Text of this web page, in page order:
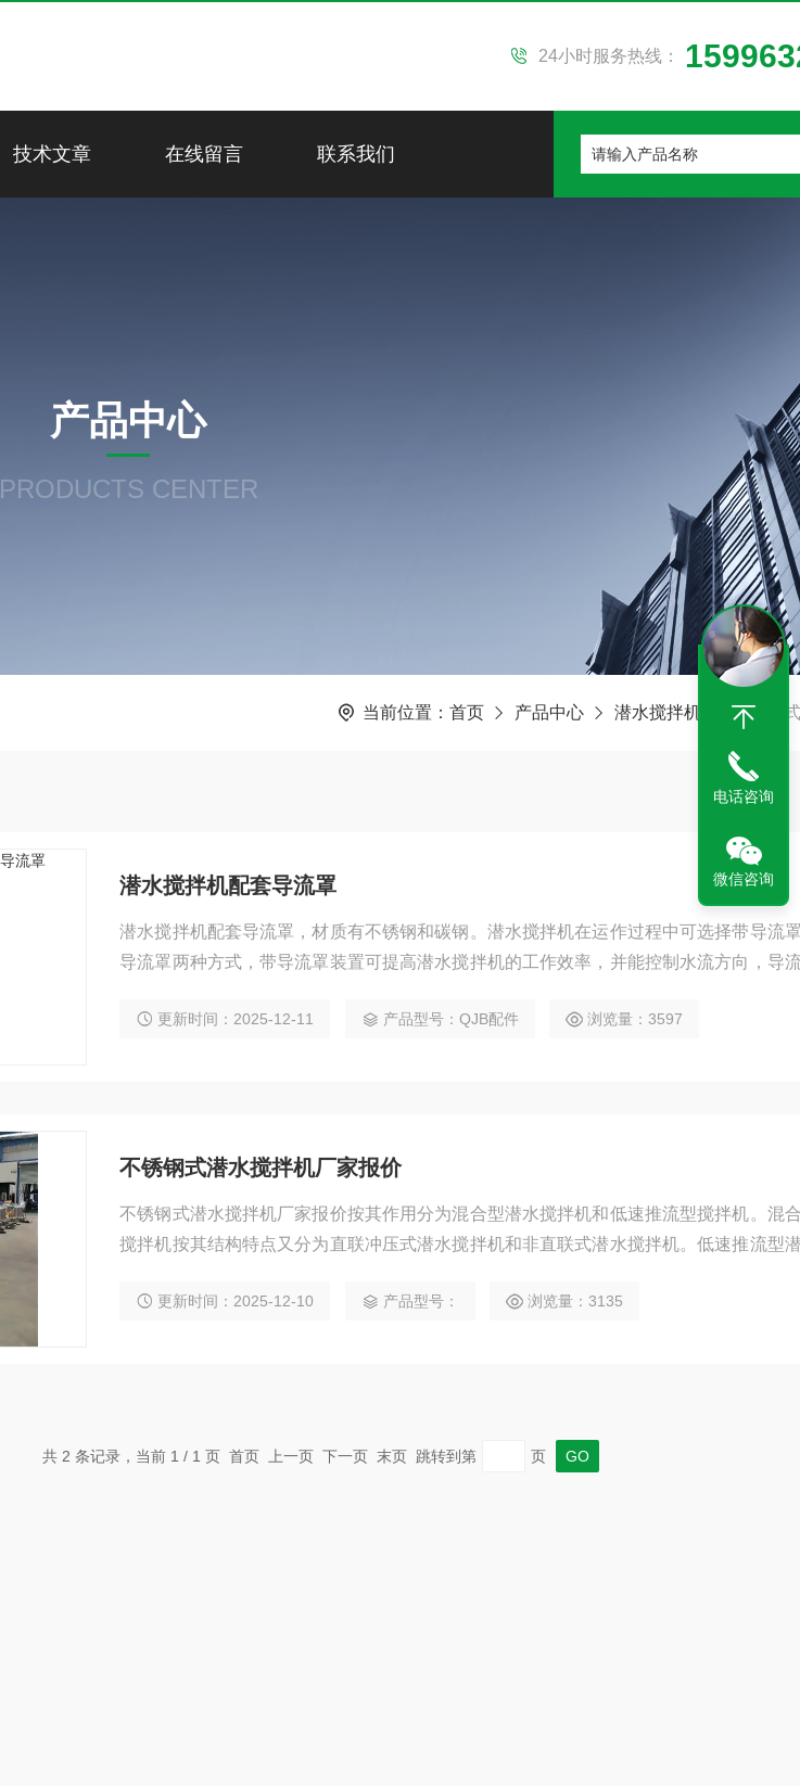
24小时服务热线：
技术文章 在线留言 联系我们
产品中心
PRODUCTS CENTER
当前位置： 首页 产品中心 潜水搅拌机 不锈钢
潜水搅拌机配套导流罩
潜水搅拌机配套导流罩，材质有不锈钢和碳钢。潜水搅拌机在运作过程中可选择带导流
导流罩两种方式，带导流罩装置可提高潜水搅拌机的工作效率，并能控制水流方向，导
和搅拌机配套设备，导流罩，叶轮，电缆线，导杆，起吊架等，各种搅拌机配件
更新时间：2025-12-11 产品型号：QJB配件 浏览量：3597
不锈钢式潜水搅拌机厂家报价
不锈钢式潜水搅拌机厂家报价按其作用分为混合型潜水搅拌机和低速推流型搅拌机。混
搅拌机按其结构特点又分为直联冲压式潜水搅拌机和非直联式潜水搅拌机。低速推流型
更新时间：2025-12-10 产品型号： 浏览量：3135
共 2 条记录，当前 1 / 1 页 首页 上一页 下一页 末页 跳转到第 页
电话咨询
微信咨询